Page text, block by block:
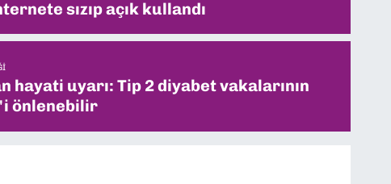
sızıp açık kullandı
hayati uyarı: Tip 2 diyabet vakalarının
önlenebilir